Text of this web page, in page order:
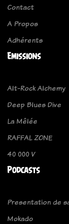
Contact
A Propos
Adhérents
Emissions
Alt-Rock Alchemy
Deep Blues Dive
La Mêlée
RAFFAL ZONE
40 000 V
Podcasts
Presentation de
Mokado